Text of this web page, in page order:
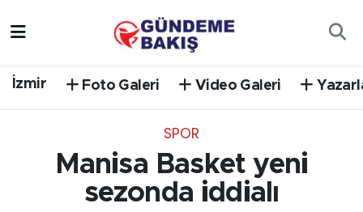
İzmir Foto Galeri Video Galeri
SPOR
Manisa Basket yeni
sezonda iddialı
Süper Lig Puan Durumu ve Fikstür